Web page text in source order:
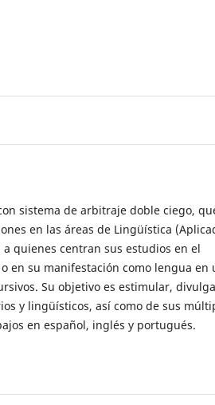
sistema de arbitraje doble ciego,
en las áreas de Lingüística
quienes centran sus estudios en el
en su manifestación como lengua en
Su objetivo es estimular,
y lingüísticos, así como de sus
en español, inglés y portugués.